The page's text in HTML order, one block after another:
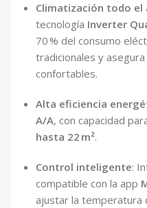
Climatización todo el
tecnología Inverter
70 % del consumo
tradicionales y
confortables.
Alta eficiencia
A/A, con capacidad
hasta 22 m².
Control inteligente:
compatible con la app
ajustar la temperatura